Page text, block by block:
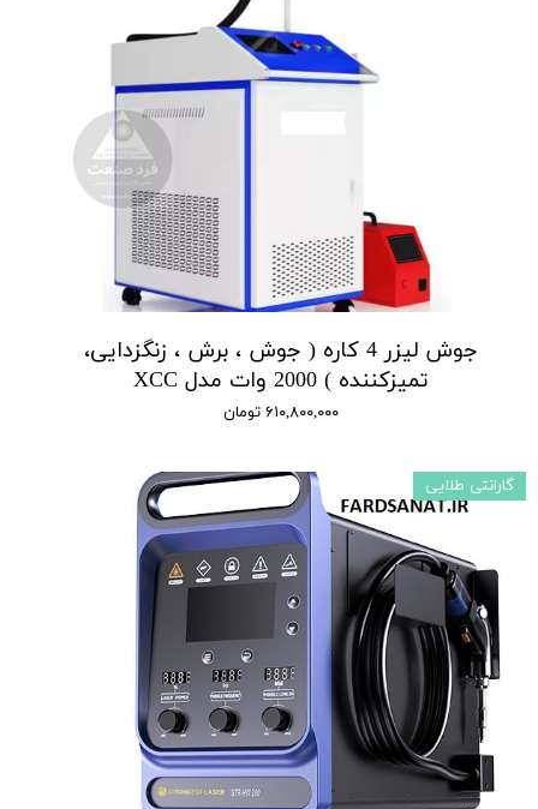
جوش لیزر 4 کاره ( جوش ، برش ، زنگزدایی،
تمیزکننده ) 2000 وات مدل XCC
۶۱۰,۸۰۰,۰۰۰ تومان
گارانتی طلایی